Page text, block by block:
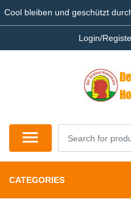
Cool bleiben und geschützt
Login/
CATEGORIES